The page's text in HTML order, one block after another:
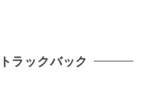
ラックバック